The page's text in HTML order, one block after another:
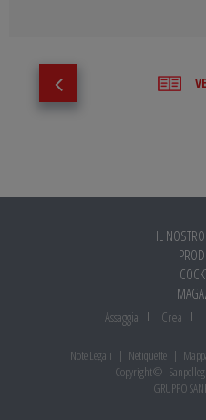
IL
Assaggia
Crea
Note Legali Netiquette
Copyright© -
GRUPPO